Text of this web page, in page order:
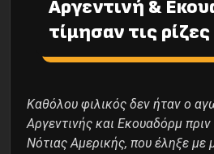
Αργεντινή &
τίμησαν τις
Καθόλου φιλικός δεν ήταν ο
Αργεντινής και Εκουαδόρμ
Νότιας Αμερικής, που έληξε με